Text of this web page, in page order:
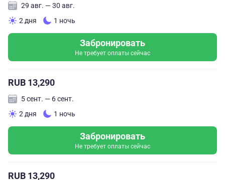
29 авг. — 30 авг.
2 дня
1 ночь
Забронировать
Не требует оплаты сейчас
RUB 13,290
5 сент. — 6 сент.
2 дня
1 ночь
Забронировать
Не требует оплаты сейчас
RUB 13,290